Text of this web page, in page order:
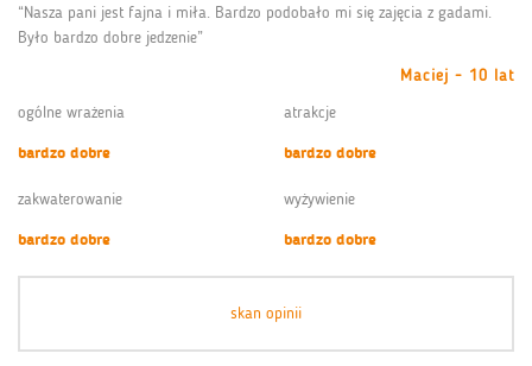
“Nasza pani jest fajna i miła. Bardzo podobało mi się zajęcia z gadami.
Było bardzo dobre jedzenie”
Maciej - 10 lat
ogólne wrażenia
bardzo dobre
atrakcje
bardzo dobre
zakwaterowanie
bardzo dobre
wyżywienie
bardzo dobre
skan opinii